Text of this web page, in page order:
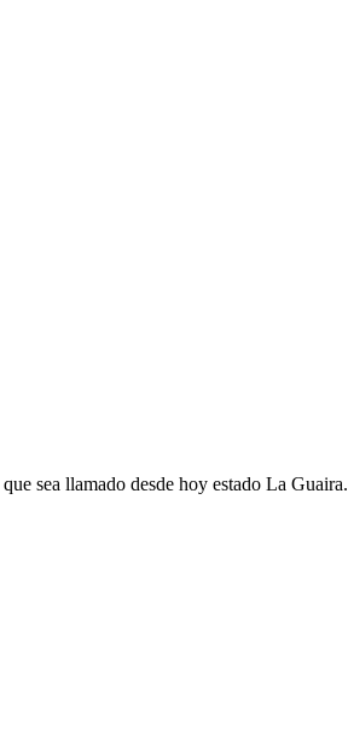
sea llamado desde hoy estado La Guaira.